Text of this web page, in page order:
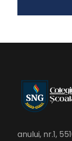
anului, nr.1,